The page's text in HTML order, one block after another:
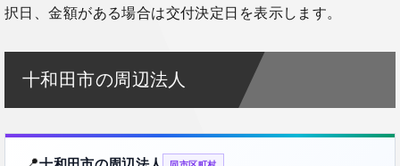
択日、金額がある場合は交付決定日を表示します。
十和田市の周辺法人